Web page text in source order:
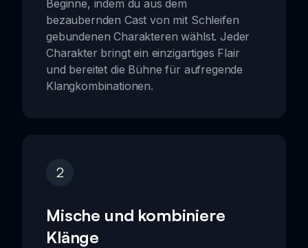
Beginne, indem du aus dem
bezaubernden Cast von mit Schleifen
gebundenen Charakteren wählst. Jeder
Charakter bringt ein einzigartiges Flair
und bereitet die Bühne für aufregende
Klangkombinationen.
2
Mische und kombiniere
Klänge